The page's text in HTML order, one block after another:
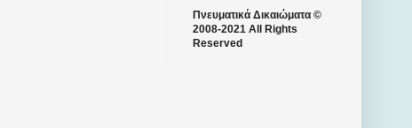
Πνευματικά Δικαιώματα ©
2008-2021 All Rights
Reserved